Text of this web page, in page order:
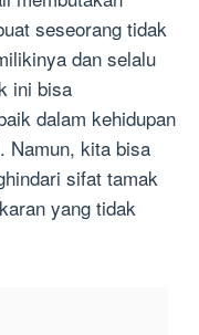
seseorang tidak
dan selalu
ini bisa
dalam kehidupan
Namun, kita bisa
sifat tamak
yang tidak